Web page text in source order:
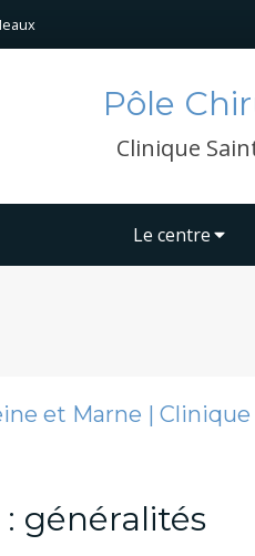
Pôle
Clinique
Le centre
et Marne | Clinique
généralités